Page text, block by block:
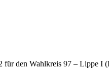
den Wahlkreis 97 – Lippe I